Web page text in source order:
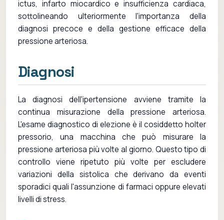
ictus, infarto miocardico e insufficienza cardiaca,
sottolineando ulteriormente l'importanza della
diagnosi precoce e della gestione efficace della
pressione arteriosa.
Diagnosi
La diagnosi dell'ipertensione avviene tramite la
continua misurazione della pressione arteriosa.
L'esame diagnostico di elezione è il cosiddetto holter
pressorio, una macchina che può misurare la
pressione arteriosa più volte al giorno. Questo tipo di
controllo viene ripetuto più volte per escludere
variazioni della sistolica che derivano da eventi
sporadici quali l'assunzione di farmaci oppure elevati
livelli di stress.